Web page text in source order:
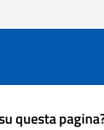
questa